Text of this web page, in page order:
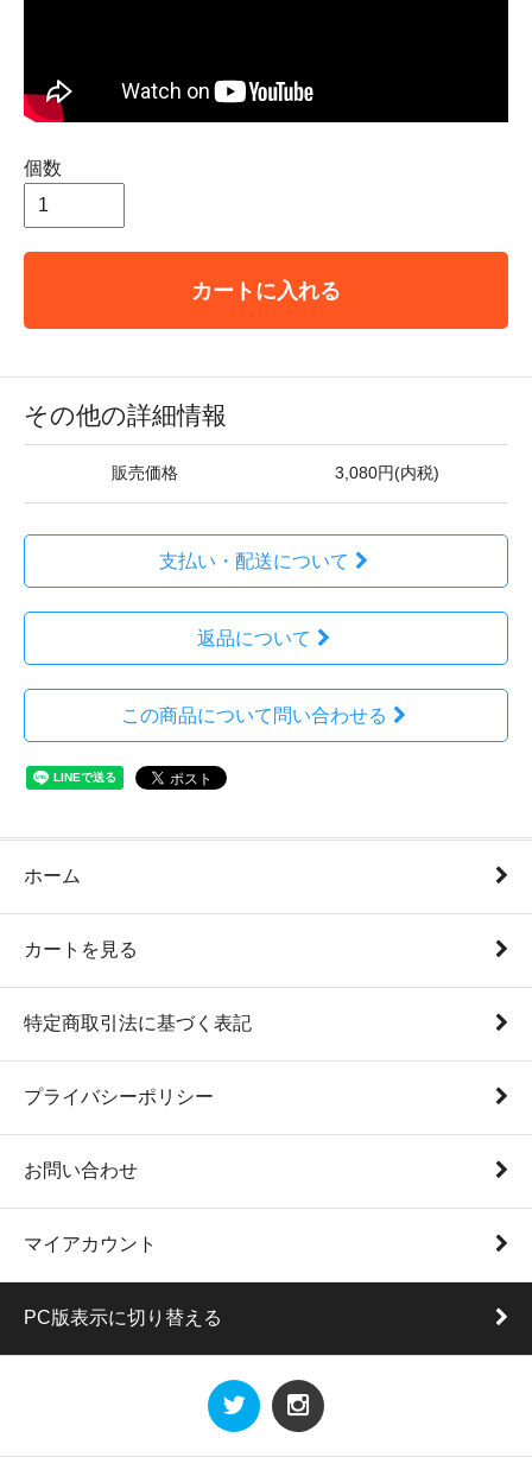
個数
カートに入れる
その他の詳細情報
販売価格 3,080円(内税)
支払い・配送について
返品について
この商品について問い合わせる
ホーム
カートを見る
特定商取引法に基づく表記
プライバシーポリシー
お問い合わせ
マイアカウント
PC版表示に切り替える